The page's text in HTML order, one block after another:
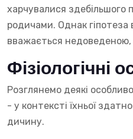
харчувалися здебільшого
родичами. Однак гіпотеза
вважається недоведеною,
Фізіологічні
Розглянемо деякі
- у контексті їхньої
дичину.